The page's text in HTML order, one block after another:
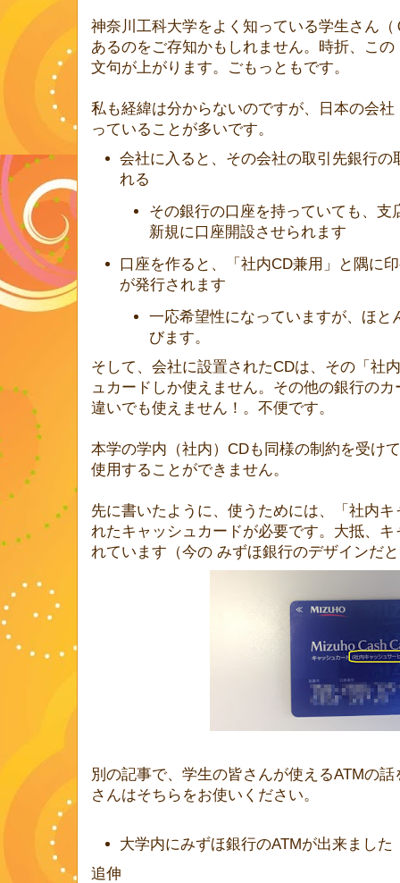
神奈川工科大学をよく知っている学生さん
あるのをご存知かもしれません。時折、こ
文句が上がります。ごもっともです。
私も経緯は分からないのですが、日本の会
っていることが多いです。
会社に入ると、その会社の取引先銀行
れる
その銀行の口座を持っていても、支
新規に口座開設させられます
口座を作ると、「社内CD兼用」と隅に
が発行されます
一応希望性になっていますが、ほと
びます。
そして、会社に設置されたCDは、その「社
ュカードしか使えません。その他の銀行の
違いでも使えません！。不便です。
本学の学内（社内）CDも同様の制約を受け
使用することができません。
先に書いたように、使うためには、「社内
れたキャッシュカードが必要です。大抵、
れています（今の みずほ銀行のデザインだ
別の記事で、学生の皆さんが使えるATMの
さんはそちらをお使いください。
大学内にみずほ銀行のATMが出来ました
追伸